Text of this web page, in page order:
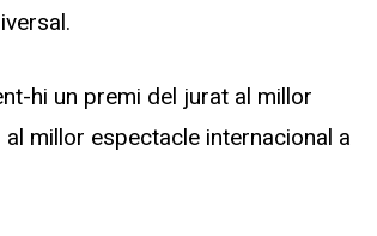
hi un premi del jurat al millor
millor espectacle internacional a